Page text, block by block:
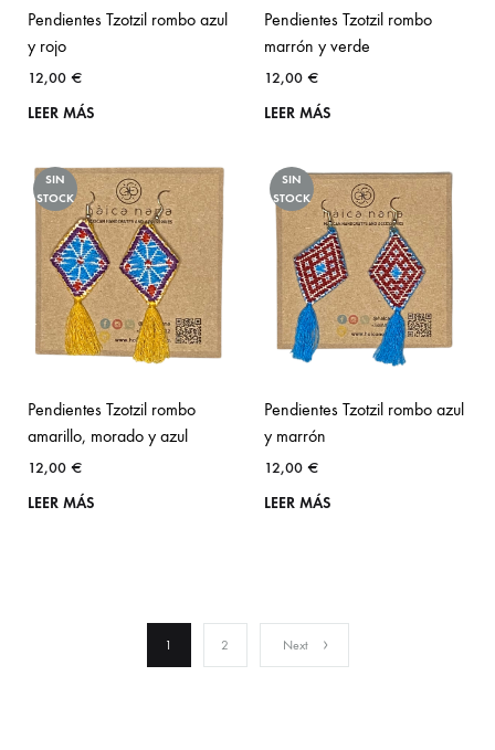
Pendientes Tzotzil rombo azul
y rojo
12,00 €
LEER MÁS
Pendientes Tzotzil rombo
marrón y verde
12,00 €
LEER MÁS
SIN
STOCK
Pendientes Tzotzil rombo
amarillo, morado y azul
12,00 €
LEER MÁS
SIN
STOCK
Pendientes Tzotzil rombo azul
y marrón
12,00 €
LEER MÁS
1 2 Next